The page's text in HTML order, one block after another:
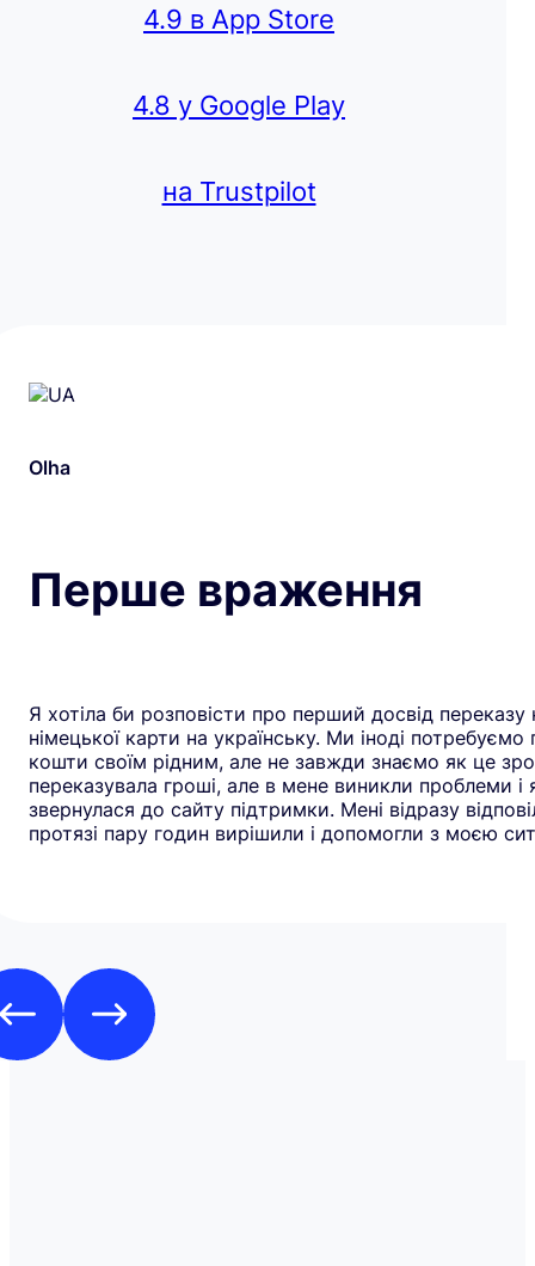
4.9 в App Store
4.8 у Google Play
на Trustpilot
Olha
Перше враження
Я хотіла би розповісти про перший досвід переказу
німецької карти на українську. Ми іноді потребуємо
кошти своїм рідним, але не завжди знаємо як це
переказувала гроші, але в мене виникли проблеми і
звернулася до сайту підтримки. Мені відразу
протязі пару годин вирішили і допомогли з моєю